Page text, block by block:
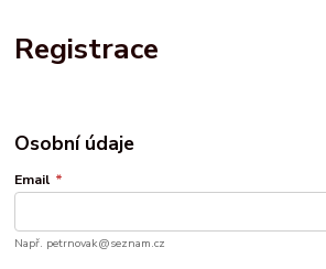
Registrace
Osobní údaje
Email *
Např. petrnovak@seznam.cz